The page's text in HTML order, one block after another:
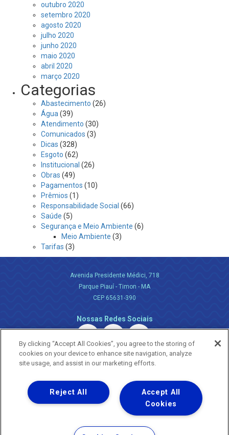
outubro 2020
setembro 2020
agosto 2020
julho 2020
junho 2020
maio 2020
abril 2020
março 2020
Categorias
Abastecimento (26)
Água (39)
Atendimento (30)
Comunicados (3)
Dicas (328)
Esgoto (62)
Institucional (26)
Obras (49)
Pagamentos (10)
Prêmios (1)
Responsabilidade Social (66)
Saúde (5)
Segurança e Meio Ambiente (6)
Meio Ambiente (3)
Tarifas (3)
Avenida Presidente Médici, 718
Parque Piauí - Timon - MA
CEP 65631-390
Nossas Redes Sociais
Uma empresa
Copyright ® 2026 - Todos os Direitos Reservados.
Nossa natureza movimenta a vida
By clicking “Accept All Cookies”, you agree to the storing of
cookies on your device to enhance site navigation, analyze
site usage, and assist in our marketing efforts.
Accept All
Cookies
Reject All